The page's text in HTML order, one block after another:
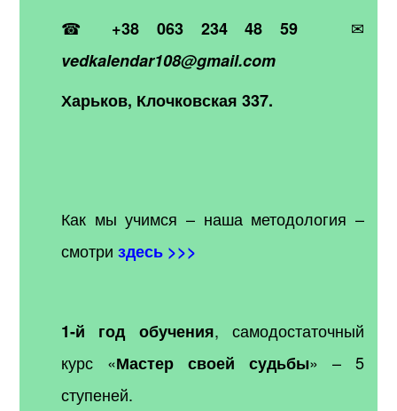
☎ +38 063 234 48 59 ✉
vedkalendar108@gmail.com
Харьков, Клочковская 337.
Как мы учимся – наша методология –
смотриздесь >>>
1-й год обучения, самодостаточный
курс «Мастер своей судьбы» – 5
ступеней.